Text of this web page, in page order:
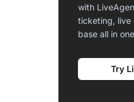
with
ticketing, live
base all in
Try